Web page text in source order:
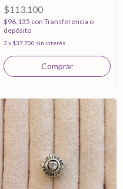
$113.100
$96.135 con Transferencia o
depósito
3 x $37.700 sin interés